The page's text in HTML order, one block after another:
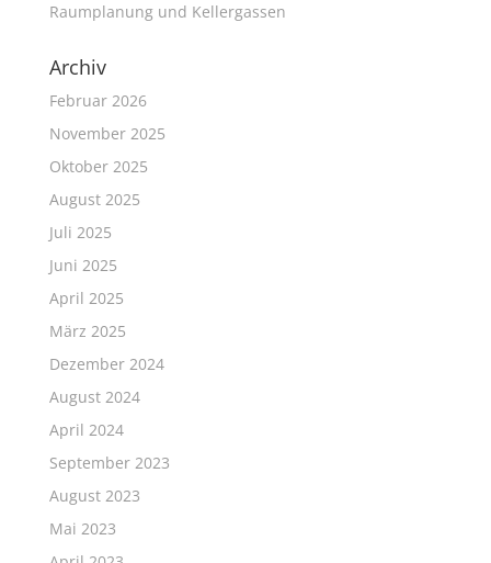
Raumplanung und Kellergassen
Archiv
Februar 2026
November 2025
Oktober 2025
August 2025
Juli 2025
Juni 2025
April 2025
März 2025
Dezember 2024
August 2024
April 2024
September 2023
August 2023
Mai 2023